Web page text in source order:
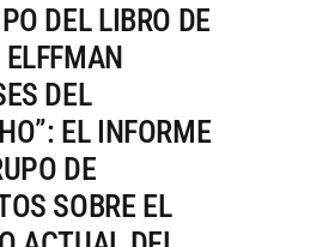
DEL LIBRO DE
DEL
EL INFORME
DE
SOBRE EL